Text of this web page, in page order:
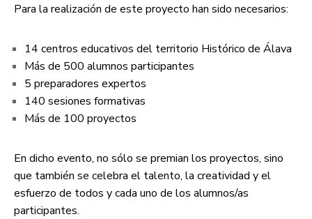
Para la realización de este proyecto han sido necesarios:
14 centros educativos del territorio Histórico de Álava
Más de 500 alumnos participantes
5 preparadores expertos
140 sesiones formativas
Más de 100 proyectos
En dicho evento, no sólo se premian los proyectos, sino
que también se celebra el talento, la creatividad y el
esfuerzo de todos y cada uno de los alumnos/as
participantes.